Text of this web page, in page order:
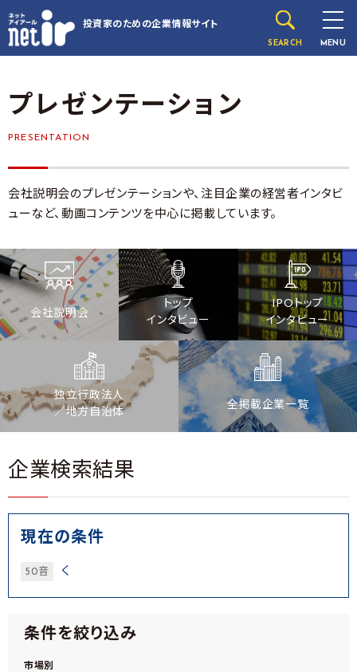
投資家のための企業情報サイト
SEARCH MENU
プレゼンテーション
PRESENTATION
会社説明会のプレゼンテーションや、注目企業の経営者インタビ
ューなど、動画コンテンツを中心に掲載しています。
会社説明会
トップ
インタビュー
IPOトップ
インタビュー
独立行政法人
／地方自治体
全掲載企業一覧
企業検索結果
現在の条件
50音 く
条件を絞り込み
市場別